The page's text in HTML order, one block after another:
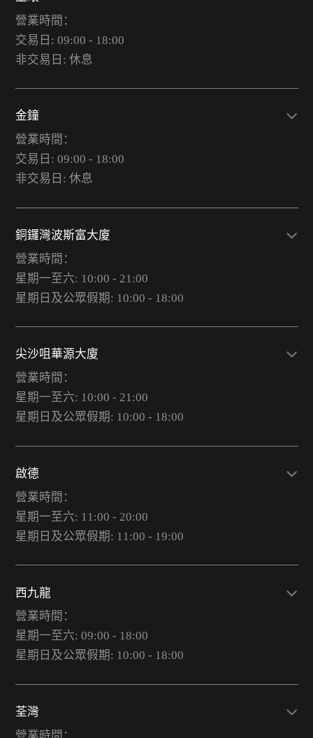
營業時間：
交易日: 09:00 - 18:00
非交易日: 休息
金鐘
營業時間：
交易日: 09:00 - 18:00
非交易日: 休息
銅鑼灣波斯富大廈
營業時間：
星期一至六: 10:00 - 21:00
星期日及公眾假期: 10:00 - 18:00
尖沙咀華源大廈
營業時間：
星期一至六: 10:00 - 21:00
星期日及公眾假期: 10:00 - 18:00
啟德
營業時間：
星期一至六: 11:00 - 20:00
星期日及公眾假期: 11:00 - 19:00
西九龍
營業時間：
星期一至六: 09:00 - 18:00
星期日及公眾假期: 10:00 - 18:00
荃灣